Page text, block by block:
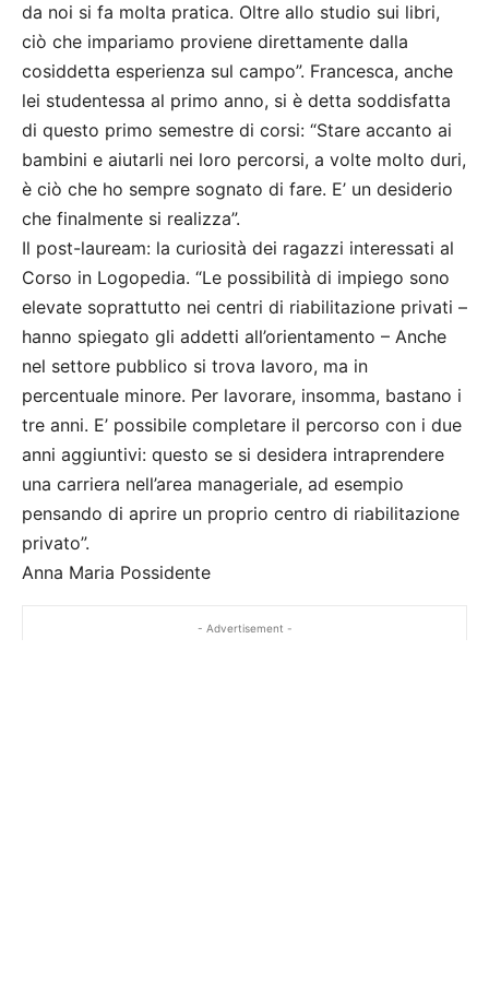
da noi si fa molta pratica. Oltre allo studio sui libri,
ciò che impariamo proviene direttamente dalla
cosiddetta esperienza sul campo”. Francesca, anche
lei studentessa al primo anno, si è detta soddisfatta
di questo primo semestre di corsi: “Stare accanto ai
bambini e aiutarli nei loro percorsi, a volte molto duri,
è ciò che ho sempre sognato di fare. E’ un desiderio
che finalmente si realizza”.
Il post-lauream: la curiosità dei ragazzi interessati al
Corso in Logopedia. “Le possibilità di impiego sono
elevate soprattutto nei centri di riabilitazione privati –
hanno spiegato gli addetti all’orientamento – Anche
nel settore pubblico si trova lavoro, ma in
percentuale minore. Per lavorare, insomma, bastano i
tre anni. E’ possibile completare il percorso con i due
anni aggiuntivi: questo se si desidera intraprendere
una carriera nell’area manageriale, ad esempio
pensando di aprire un proprio centro di riabilitazione
privato”.
Anna Maria Possidente
- Advertisement -